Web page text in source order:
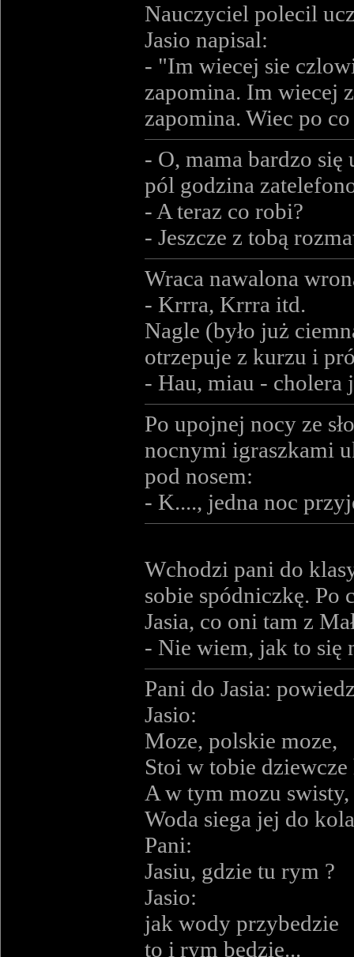
Nauczyciel polecil
Jasio napisal:
- "Im wiecej sie
zapomina. Im wiecej
zapomina. Wiec po
- O, mama bardzo się
pól godzina
- A teraz co robi?
- Jeszcze z tobą
Wraca nawalona
- Krrra, Krrra itd.
Nagle (było już
otrzepuje z kurzu i
- Hau, miau - cholera
Po upojnej nocy ze
nocnymi igraszkami
pod nosem:
- K...., jedna noc
Wchodzi pani do
sobie spódniczkę. Po
Jasia, co oni tam z
- Nie wiem, jak to się
Pani do Jasia:
Jasio:
Moze, polskie moze,
Stoi w tobie dziewcze
A w tym mozu
Woda siega jej do
Pani:
Jasiu, gdzie tu rym ?
Jasio:
jak wody przybedzie
to i rym bedzie...